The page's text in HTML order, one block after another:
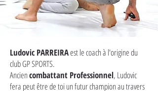
Ludovic PARREIRAest le coach à l'origine du
club GP SPORTS.
Anciencombattant Professionnel, Ludovic
fera peut être de toi un futur champion au travers